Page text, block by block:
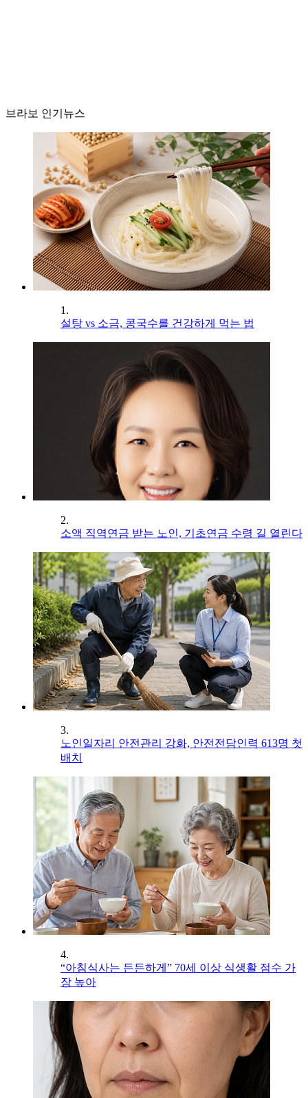
브라보 인기뉴스
1.
설탕 vs 소금, 콩국수를 건강하게 먹는 법
2.
소액 직역연금 받는 노인, 기초연금 수령 길 열린다
3.
노인일자리 안전관리 강화, 안전전담인력 613명 첫
배치
4.
“아침식사는 든든하게” 70세 이상 식생활 점수 가
장 높아